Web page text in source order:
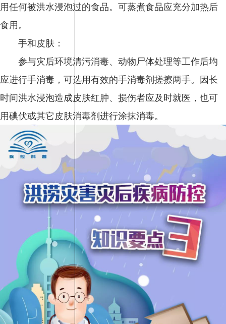
用任何被洪水浸泡过的食品。可蒸煮食品应充分加热后
食用。
手和皮肤：
参与灾后环境清污消毒、动物尸体处理等工作后均
应进行手消毒，可选用有效的手消毒剂搓擦两手。因长
时间洪水浸泡造成皮肤红肿、损伤者应及时就医，也可
用碘伏或其它皮肤消毒剂进行涂抹消毒。